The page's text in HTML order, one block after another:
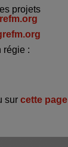
projets
régie :
sur cette page